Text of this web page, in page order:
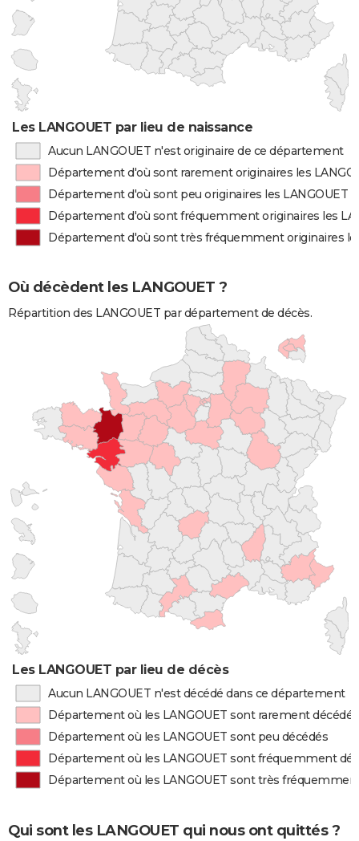
Les LANGOUET par lieu de naissance
Aucun LANGOUET n'est originaire de ce département
Département d'où sont rarement originaires les
Département d'où sont peu originaires les LANGOUET
Département d'où sont fréquemment originaires les
Département d'où sont très fréquemment originaires
Où décèdent les LANGOUET ?
Répartition des LANGOUET par département de décès.
Les LANGOUET par lieu de décès
Aucun LANGOUET n'est décédé dans ce département
Département où les LANGOUET sont rarement décédés
Département où les LANGOUET sont peu décédés
Département où les LANGOUET sont fréquemment
Département où les LANGOUET sont très
Qui sont les LANGOUET qui nous ont quittés ?